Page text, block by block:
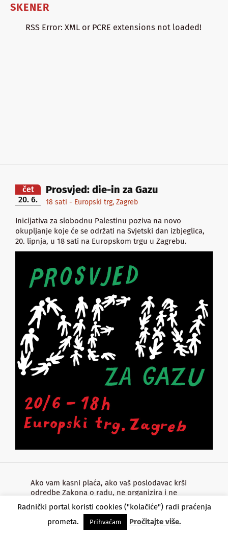
SKENER
RSS Error: XML or PCRE extensions not loaded!
čet
20. 6.
Prosvjed: die-in za Gazu
18 sati - Europski trg, Zagreb
Inicijativa za slobodnu Palestinu poziva na novo
okupljanje koje će se održati na Svjetski dan izbjeglica,
20. lipnja, u 18 sati na Europskom trgu u Zagrebu.
Ako vam kasni plaća, ako vaš poslodavac krši
odredbe Zakona o radu, ne organizira i ne
provodi zaštitu o radu, zabranjuje sindikalno
organiziranje, ako ste na radnom mjestu
izloženi maltretiranju ili vam je jednostavno
potrebna pravna pomoć, osim Radničkom
Radnički portal koristi cookies ("kolačiće") radi praćenja
prometa.
Prihvaćam Pročitajte više.